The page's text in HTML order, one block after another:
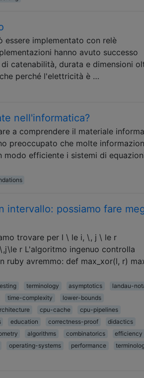
implementato con relè
hanno avuto successo
catenabilità, durata e dimensioni
perché l'elettricità è …
nell'informatica?
a comprendere il materiale
preoccupato che molte
modo efficiente i sistemi di
intervallo: possiamo fare
trovare per l \ le i, \, j \ le r
r L'algoritmo ingenuo controlla
ruby ​​avremmo: def max_xor(l, r)
terminology asymptotics
landau-
time-complexity
lower-bounds
cpu-cache
cpu-pipelines
education correctness-proof
didactics
algorithms combinatorics
efficiency
operating-systems performance